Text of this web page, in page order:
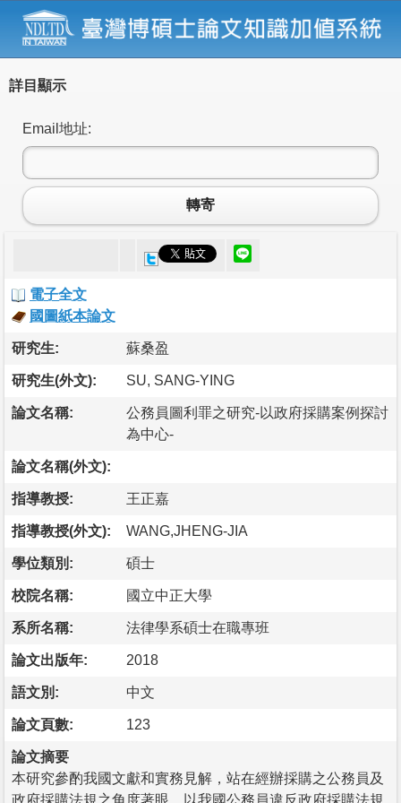
詳目顯示
Email地址:
轉寄
電子全文
國圖紙本論文
研究生: 蘇桑盈
研究生(外文): SU, SANG-YING
論文名稱:
公務員圖利罪之研究-以政府採購案例探討
為中心-
論文名稱(外文):
指導教授: 王正嘉
指導教授(外文): WANG,JHENG-JIA
學位類別: 碩士
校院名稱: 國立中正大學
系所名稱: 法律學系碩士在職專班
論文出版年: 2018
語文別: 中文
論文頁數: 123
論文摘要
本研究參酌我國文獻和實務見解，站在經辦採購之公務員及
政府採購法規之角度著眼，以我國公務員違反政府採購法規